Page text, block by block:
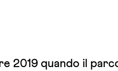
2019 quando il